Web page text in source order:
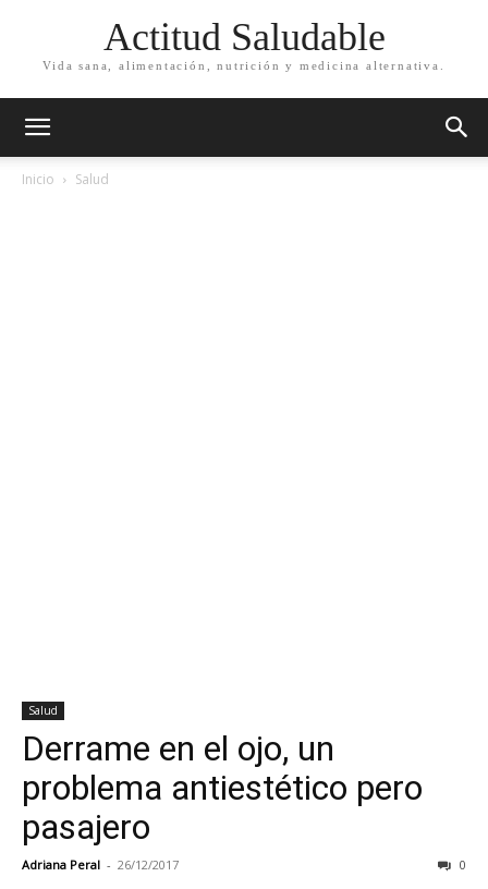
Actitud Saludable
Vida sana, alimentación, nutrición y medicina alternativa.
Inicio Salud
Salud
Derrame en el ojo, un
problema antiestético pero
pasajero
Adriana Peral - 26/12/2017 0